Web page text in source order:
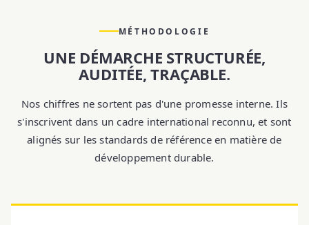
MÉTHODOLOGIE
UNE DÉMARCHE STRUCTURÉE,
AUDITÉE, TRAÇABLE.
Nos chiffres ne sortent pas d'une promesse interne. Ils
s'inscrivent dans un cadre international reconnu, et sont
alignés sur les standards de référence en matière de
développement durable.